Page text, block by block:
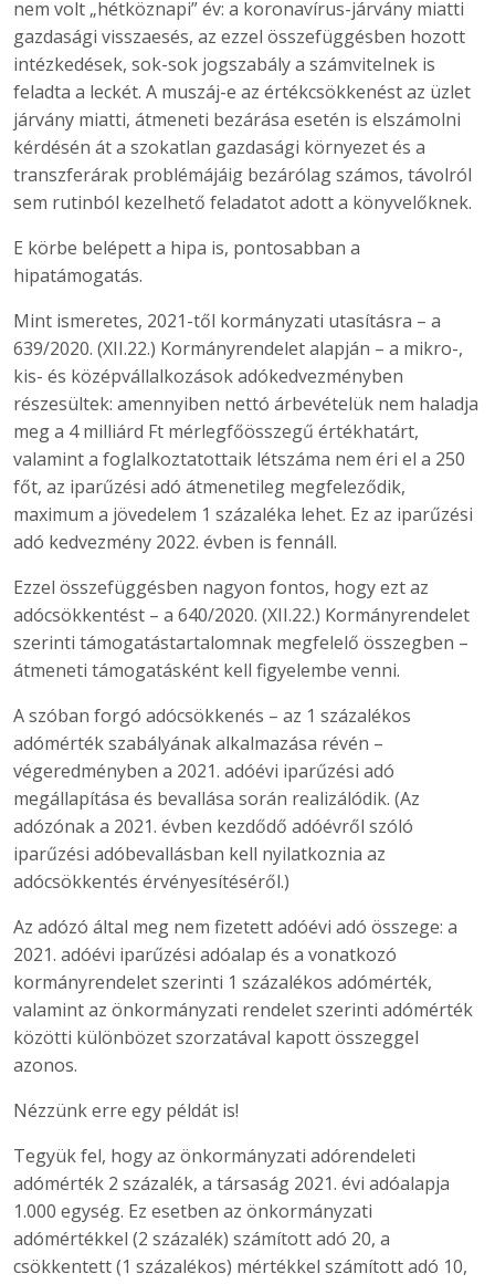
nem volt „hétköznapi” év: a koronavírus-járvány miatti
gazdasági visszaesés, az ezzel összefüggésben hozott
intézkedések, sok-sok jogszabály a számvitelnek is
feladta a leckét. A muszáj-e az értékcsökkenést az üzlet
járvány miatti, átmeneti bezárása esetén is elszámolni
kérdésén át a szokatlan gazdasági környezet és a
transzferárak problémájáig bezárólag számos, távolról
sem rutinból kezelhető feladatot adott a könyvelőknek.
E körbe belépett a hipa is, pontosabban a
hipatámogatás.
Mint ismeretes, 2021-től kormányzati utasításra – a
639/2020. (XII.22.) Kormányrendelet alapján – a mikro-,
kis- és középvállalkozások adókedvezményben
részesültek: amennyiben nettó árbevételük nem haladja
meg a 4 milliárd Ft mérlegfőösszegű értékhatárt,
valamint a foglalkoztatottaik létszáma nem éri el a 250
főt, az iparűzési adó átmenetileg megfeleződik,
maximum a jövedelem 1 százaléka lehet. Ez az iparűzési
adó kedvezmény 2022. évben is fennáll.
Ezzel összefüggésben nagyon fontos, hogy ezt az
adócsökkentést – a 640/2020. (XII.22.) Kormányrendelet
szerinti támogatástartalomnak megfelelő összegben –
átmeneti támogatásként kell figyelembe venni.
A szóban forgó adócsökkenés – az 1 százalékos
adómérték szabályának alkalmazása révén –
végeredményben a 2021. adóévi iparűzési adó
megállapítása és bevallása során realizálódik. (Az
adózónak a 2021. évben kezdődő adóévről szóló
iparűzési adóbevallásban kell nyilatkoznia az
adócsökkentés érvényesítéséről.)
Az adózó által meg nem fizetett adóévi adó összege: a
2021. adóévi iparűzési adóalap és a vonatkozó
kormányrendelet szerinti 1 százalékos adómérték,
valamint az önkormányzati rendelet szerinti adómérték
közötti különbözet szorzatával kapott összeggel
azonos.
Nézzünk erre egy példát is!
Tegyük fel, hogy az önkormányzati adórendeleti
adómérték 2 százalék, a társaság 2021. évi adóalapja
1.000 egység. Ez esetben az önkormányzati
adómértékkel (2 százalék) számított adó 20, a
csökkentett (1 százalékos) mértékkel számított adó 10,